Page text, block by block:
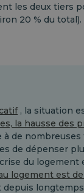
les deux tiers
20 % du total).
, la situation
la hausse des
de nombreuses
de dépenser
du logement
logement est
depuis